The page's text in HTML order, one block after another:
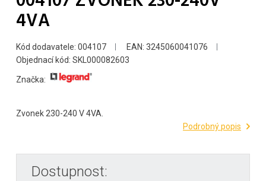
4VA
Kód dodavatele: 004107
EAN: 3245060041076
Objednací kód: SKL000082603
Značka:
Zvonek 230-240 V 4VA.
Podrobný popis
Dostupnost: